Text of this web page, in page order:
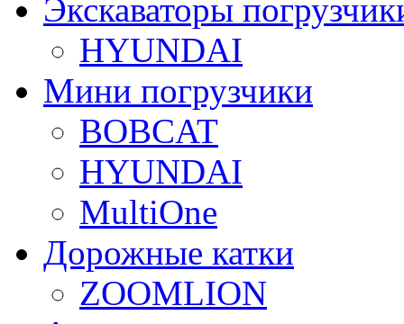
Экскаваторы
HYUNDAI
Мини погрузчики
BOBCAT
HYUNDAI
MultiOne
Дорожные катки
ZOOMLION